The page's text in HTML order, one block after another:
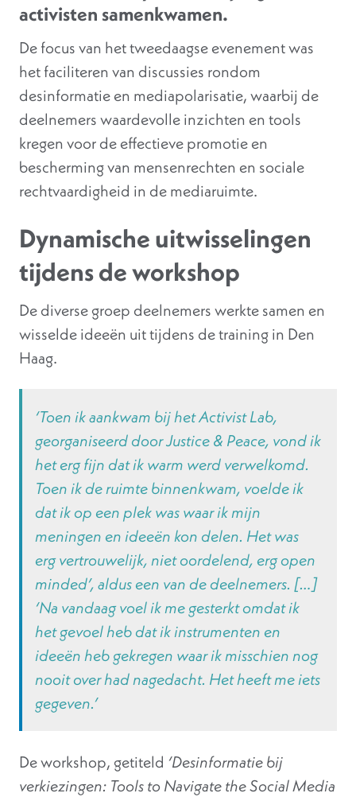
activisten samenkwamen.
De focus van het tweedaagse evenement was
het faciliteren van discussies rondom
desinformatie en mediapolarisatie, waarbij de
deelnemers waardevolle inzichten en tools
kregen voor de effectieve promotie en
bescherming van mensenrechten en sociale
rechtvaardigheid in de mediaruimte.
Dynamische uitwisselingen
tijdens de workshop
De diverse groep deelnemers werkte samen en
wisselde ideeën uit tijdens de training in Den
Haag.
‘Toen ik aankwam bij het Activist Lab,
georganiseerd door Justice & Peace, vond ik
het erg fijn dat ik warm werd verwelkomd.
Toen ik de ruimte binnenkwam, voelde ik
dat ik op een plek was waar ik mijn
meningen en ideeën kon delen. Het was
erg vertrouwelijk, niet oordelend, erg open
minded’,aldus een van de deelnemers. […]
‘Na vandaag voel ik me gesterkt omdat ik
het gevoel heb dat ik instrumenten en
ideeën heb gekregen waar ik misschien nog
nooit over had nagedacht. Het heeft me iets
gegeven.’
De workshop, getiteld ‘Desinformatie bij
verkiezingen: Tools to Navigate the Social Media